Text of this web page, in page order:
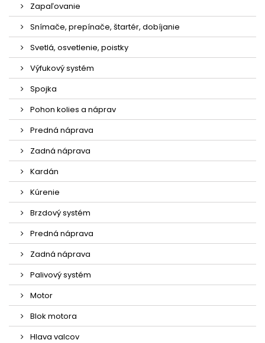
Zapaľovanie
Snímače, prepínače, štartér, dobíjanie
Svetlá, osvetlenie, poistky
Výfukový systém
Spojka
Pohon kolies a náprav
Predná náprava
Zadná náprava
Kardán
Kúrenie
Brzdový systém
Predná náprava
Zadná náprava
Palivový systém
Motor
Blok motora
Hlava valcov